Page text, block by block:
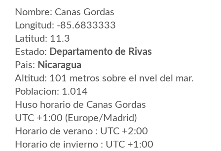
Nombre: Canas Gordas
Longitud: -85.6833333
Latitud: 11.3
Estado: Departamento de Rivas
Pais: Nicaragua
Altitud: 101 metros sobre el nvel del mar.
Poblacion: 1.014
Huso horario de Canas Gordas
UTC +1:00 (Europe/Madrid)
Horario de verano : UTC +2:00
Horario de invierno : UTC +1:00